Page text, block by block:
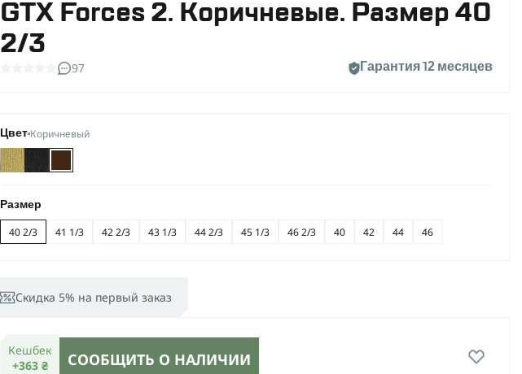
GTX Forces 2. Коричневые. Размер 40
2/3
97 Гарантия 12 месяцев
Цвет Коричневый
Размер
40 2/3 41 1/3 42 2/3 43 1/3 44 2/3 45 1/3 46 2/3 40 42 44 46
Скидка 5% на первый заказ
Кешбек
+363 ₴
СООБЩИТЬ О НАЛИЧИИ